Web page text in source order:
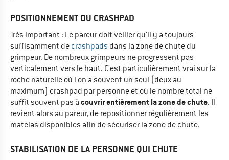
POSITIONNEMENT DU CRASHPAD
Très important : Le pareur doit veiller qu'il y a toujours
suffisamment de crashpads dans la zone de chute du
grimpeur. De nombreux grimpeurs ne progressent pas
verticalement vers le haut. C'est particulièrement vrai sur la
roche naturelle où l'on a souvent un seul (deux au
maximum) crashpad par personne et où le nombre total ne
suffit souvent pas à couvrir entièrement la zone de chute. Il
revient alors au pareur, de repositionner régulièrement les
matelas disponibles afin de sécuriser la zone de chute.
STABILISATION DE LA PERSONNE QUI CHUTE